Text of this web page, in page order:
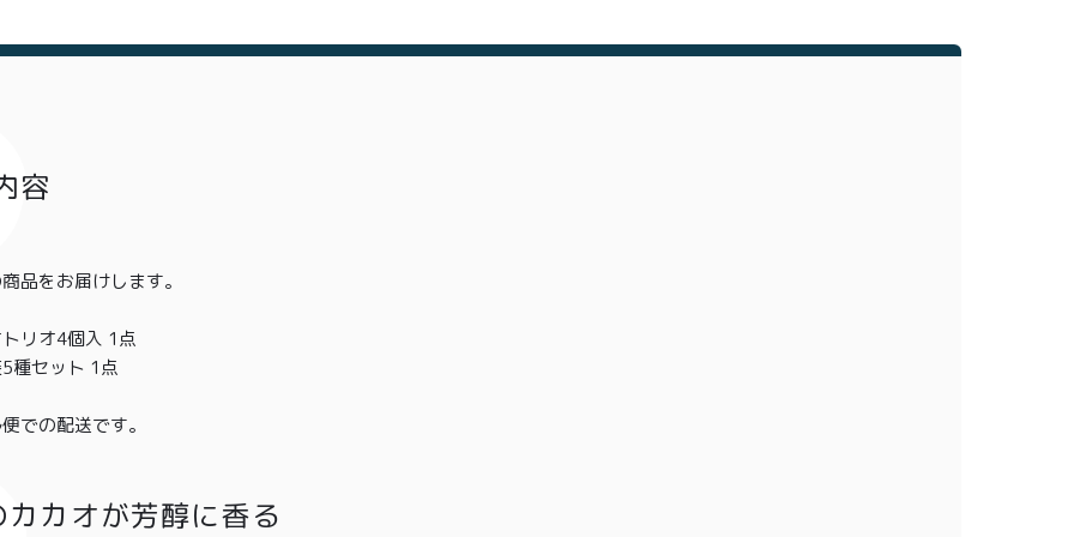
容
品をお届けします。
リオ4個入 1点
種セット 1点
での配送です。
カオが芳醇に香る